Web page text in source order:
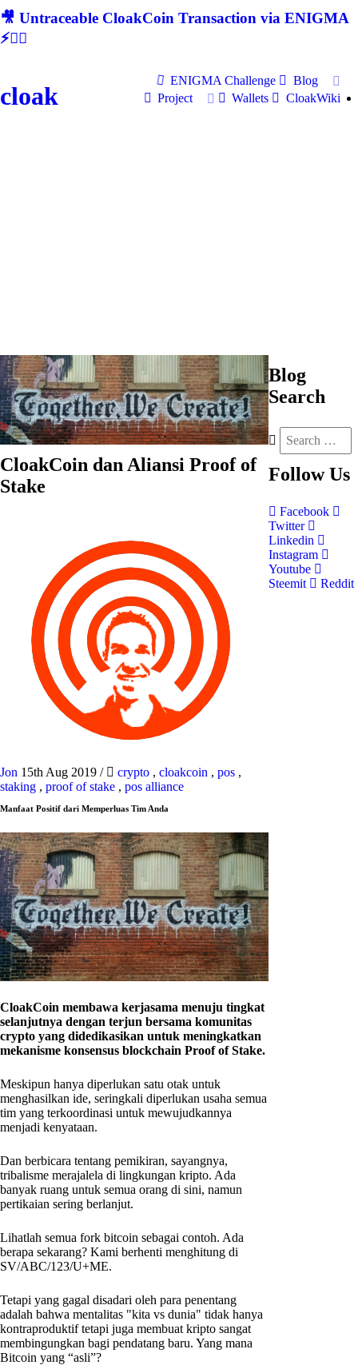
🎥 Untraceable CloakCoin Transaction via ENIGMA
⚡🕵‍♂
cloak
ENIGMA Challenge
Blog
Project
Wallets CloakWiki
CloakCoin dan Aliansi Proof of
Stake
Jon 15th Aug 2019 / crypto , cloakcoin , pos ,
staking , proof of stake , pos alliance
Manfaat Positif dari Memperluas Tim Anda
CloakCoin membawa kerjasama menuju tingkat
selanjutnya dengan terjun bersama komunitas
crypto yang didedikasikan untuk meningkatkan
mekanisme konsensus blockchain Proof of Stake.
Meskipun hanya diperlukan satu otak untuk
menghasilkan ide, seringkali diperlukan usaha semua
tim yang terkoordinasi untuk mewujudkannya
menjadi kenyataan.
Dan berbicara tentang pemikiran, sayangnya,
tribalisme merajalela di lingkungan kripto. Ada
banyak ruang untuk semua orang di sini, namun
pertikaian sering berlanjut.
Lihatlah semua fork bitcoin sebagai contoh. Ada
berapa sekarang? Kami berhenti menghitung di
SV/ABC/123/U+ME.
Tetapi yang gagal disadari oleh para penentang
adalah bahwa mentalitas "kita vs dunia" tidak hanya
kontraproduktif tetapi juga membuat kripto sangat
membingungkan bagi pendatang baru. Yang mana
Bitcoin yang “asli”?
Blog
Search
Follow Us
Facebook
Twitter
Linkedin
Instagram
Youtube
Steemit
Reddit